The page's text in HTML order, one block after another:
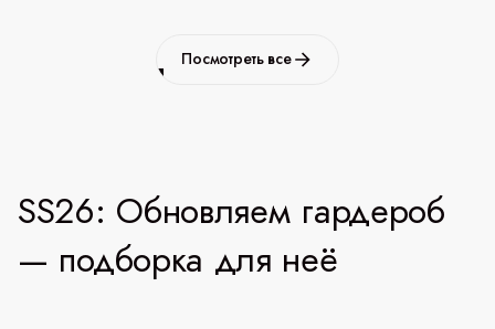
Посмотреть все
SS26: Обновляем гардероб
— подборка для неё